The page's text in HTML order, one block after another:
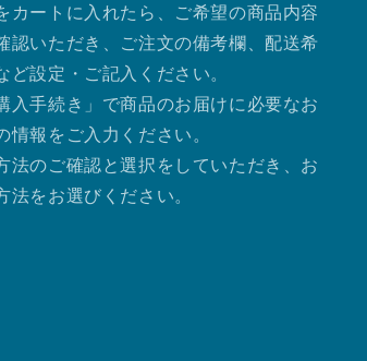
カートに入れたら、ご希望の商品内容
認いただき、ご注文の備考欄、配送希
ど設定・ご記入ください。
入手続き」で商品のお届けに必要なお
情報をご入力ください。
法のご確認と選択をしていただき、お
法をお選びください。